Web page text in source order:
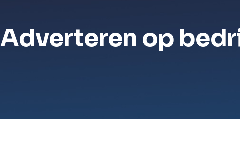
Adverteren op